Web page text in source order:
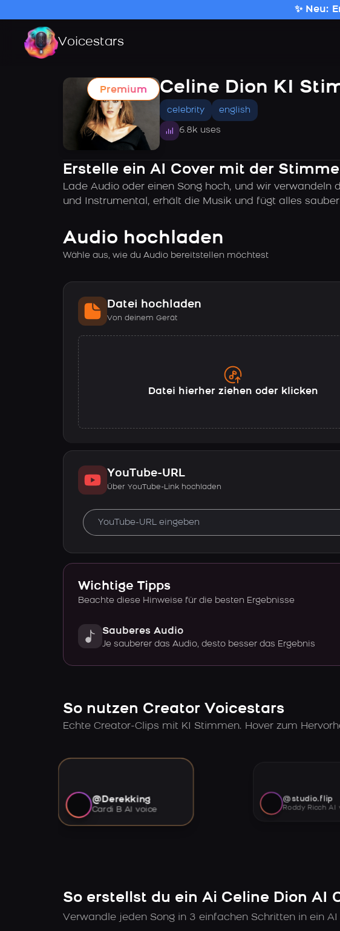
✨ Neu:
Voicestars
Premium Celine Dion KI
celebrity english
6.8k uses
Erstelle ein AI Cover mit der
Lade Audio oder einen Song hoch, und wir
und Instrumental, erhält die Musik und fügt alles
Audio hochladen
Wähle aus, wie du Audio bereitstellen möchtest
Datei hochladen
Von deinem Gerät
Datei hierher ziehen oder klicken
YouTube-URL
Über YouTube-Link hochladen
Wichtige Tipps
Beachte diese Hinweise für die besten Ergebnisse
Sauberes Audio
Je sauberer das Audio, desto besser das Ergebnis
So nutzen Creator Voicestars
Echte Creator-Clips mit KI Stimmen. Hover zum
@Derekking
Cardi B AI voice
@studio.flip
Roddy Ricch AI
So erstellst du ein Ai Celine Dion AI
Verwandle jeden Song in 3 einfachen Schritten in ein